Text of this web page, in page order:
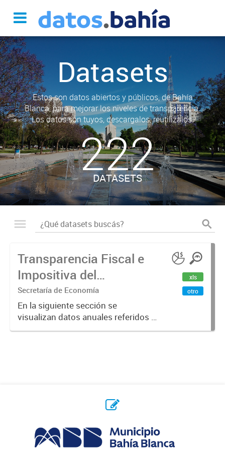
Datasets
Estos son datos abiertos y públicos, de Bahía
Blanca, para mejorar los niveles de transparencia.
Los datos son tuyos, descargalos, reutilizalos.
222
DATASETS
Transparencia Fiscal e
Impositiva del
Municipio. Año 2023
Secretaría de Economía
En la siguiente sección se
visualizan datos anuales referidos a
la transparencia fiscal e impositiva
xls
otro